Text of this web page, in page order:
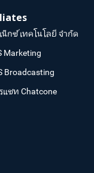
กซ์ เทคโนโลยี จำกัด
Marketing
Broadcasting
แชท Chatcone